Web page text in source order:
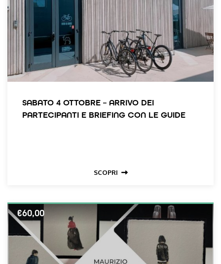
SABATO 4 OTTOBRE – ARRIVO DEI
PARTECIPANTI E BRIEFING CON LE GUIDE
SCOPRI
€60,00